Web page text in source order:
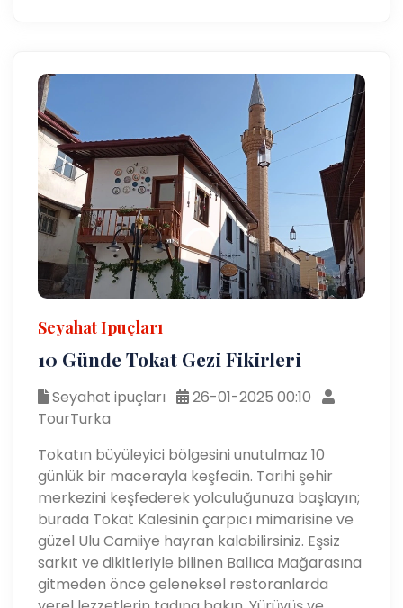
Seyahat Ipuçları
10 Günde Tokat Gezi Fikirleri
Seyahat ipuçları
26-01-2025 00:10
TourTurka
Tokatın büyüleyici bölgesini unutulmaz 10
günlük bir macerayla keşfedin. Tarihi şehir
merkezini keşfederek yolculuğunuza başlayın;
burada Tokat Kalesinin çarpıcı mimarisine ve
güzel Ulu Camiiye hayran kalabilirsiniz. Eşsiz
sarkıt ve dikitleriyle bilinen Ballıca Mağarasına
gitmeden önce geleneksel restoranlarda